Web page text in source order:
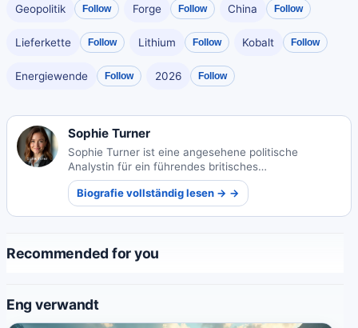
Geopolitik Follow Forge Follow China Follow
Lieferkette Follow Lithium Follow Kobalt Follow
Energiewende Follow 2026 Follow
Sophie Turner
Sophie Turner ist eine angesehene politische
Analystin für ein führendes britisches
Nachrichtenmagazin. Ihre aufschlussreichen
Kommentare zu britischen und globalen
Angelegenheiten haben sie als vertrauenswürdige
Biografie vollständig lesen → →
Recommended for you
Eng verwandt